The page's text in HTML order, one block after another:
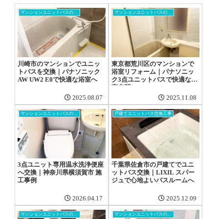
川崎市のマンションでユニッ
トバスを交換｜パナソニック
AW UW2 E0で快適な浴室へ
2025.08.07
東京都荒川区のマンションで
浴室リフォーム｜パナソニッ
ク3点ユニットバスで快適な浴
室空間に
2025.11.08
3点ユニット専用温水洗浄便座
へ交換｜神奈川県横須賀市 施
工事例
2026.04.17
戸建てユニットバス交換工事
千葉県佐倉市の戸建てでユニ
ットバス交換｜LIXIL スパー
ジュで心地よいバスルームへ
2025.12.09
マンションユニットバスの交換工事 マンションユニットバスの交換工事